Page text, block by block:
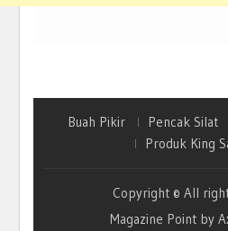
Buah Pikir Pencak Silat
Produk King
Copyright © All
Magazine Point by